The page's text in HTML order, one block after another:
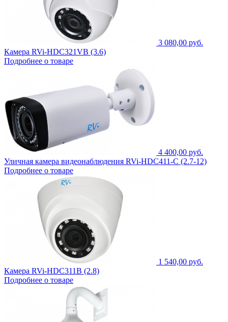
3 080,00 руб.
Камера RVi-HDC321VB (3.6)
Подробнее о товаре
4 400,00 руб.
Уличная камера видеонаблюдения RVi-HDC411-C (2.7-12)
Подробнее о товаре
1 540,00 руб.
Камера RVi-HDC311B (2.8)
Подробнее о товаре